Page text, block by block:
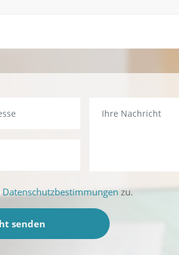
Datenschutzbestimmungenzu.